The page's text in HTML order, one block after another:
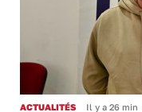
ACTUALITÉS Il y a 26 min